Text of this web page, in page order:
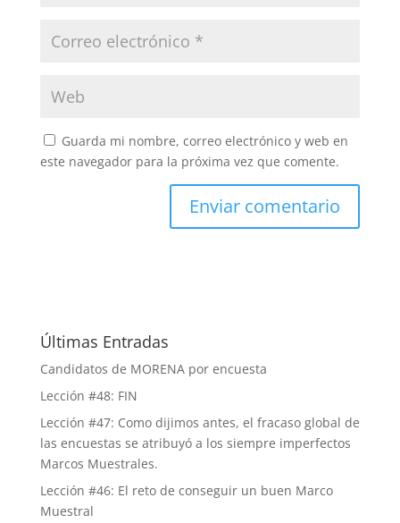
Guarda mi nombre, correo electrónico y web en
este navegador para la próxima vez que comente.
Últimas Entradas
Candidatos de MORENA por encuesta
Lección #48: FIN
Lección #47: Como dijimos antes, el fracaso global de
las encuestas se atribuyó a los siempre imperfectos
Marcos Muestrales.
Lección #46: El reto de conseguir un buen Marco
Muestral